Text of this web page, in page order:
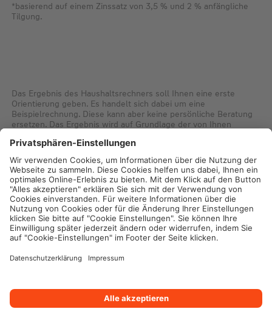
*basierend auf einem Zinssatz von 3,5 % und 2 % anfängliche
Tilgung.
Das Ergebnis des Haushaltsrechners soll Ihnen eine erste
Orientierung geben. Es handelt sich dabei um eine
Beispielrechnung. Diese kann aber keine persönliche Beratung
ersetzen. Das Ergebnis wird auf Grundlage der von Ihnen
Werten errechnet. Für eine auf Sie zugeschnittene Aussage
empfehlen wir Ihnen unbedingt eine persönliche Beratung.
Impressum